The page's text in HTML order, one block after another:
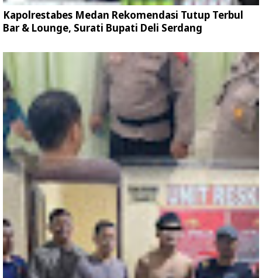
Kapolrestabes Medan Rekomendasi Tutup Terbul
Bar & Lounge, Surati Bupati Deli Serdang